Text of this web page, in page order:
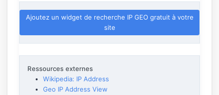
Ajoutez un widget de recherche IP GEO gratuit à votre
site
Ressources externes
Wikipedia: IP Address
Geo IP Address View